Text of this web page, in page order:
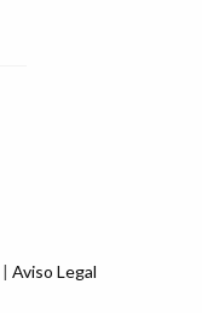
| Aviso Legal